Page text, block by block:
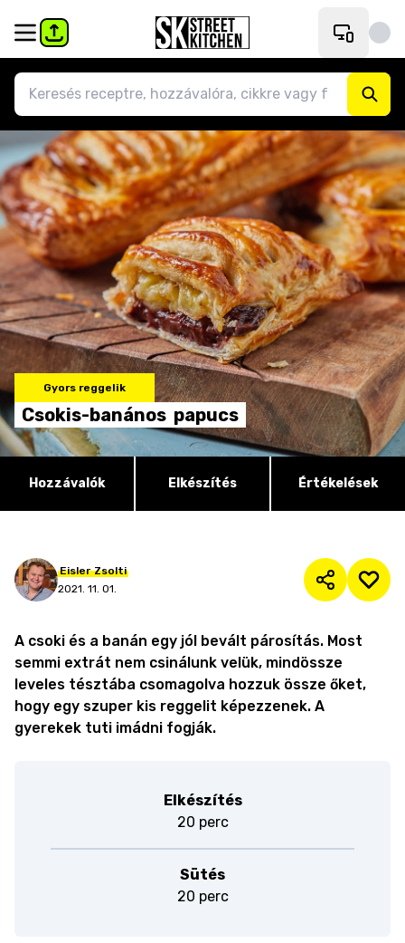
Gyors reggelik
Csokis-banános papucs
Hozzávalók Elkészítés Értékelések
Eisler Zsolti
2021. 11. 01.
A csoki és a banán egy jól bevált párosítás. Most
semmi extrát nem csinálunk velük, mindössze
leveles tésztába csomagolva hozzuk össze őket,
hogy egy szuper kis reggelit képezzenek. A
gyerekek tuti imádni fogják.
Elkészítés
20 perc
Sütés
20 perc